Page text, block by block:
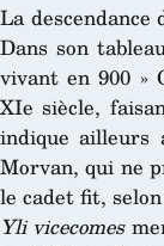
La
Dans son
vivant en 900 »
XIe siècle,
indique ailleurs
Morvan, qui ne
le cadet fit,
Yli vicecomes